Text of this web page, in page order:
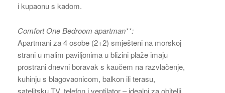
i kupaonu s kadom.
Comfort One Bedroom apartman**:
Apartmani za 4 osobe (2+2) smješteni na morskoj
strani u malim paviljonima u blizini plaže imaju
prostrani dnevni boravak s kaučem na razvlačenje,
kuhinju s blagovaonicom, balkon ili terasu,
satelitsku TV, telefon i ventilator – idealni za obitelji